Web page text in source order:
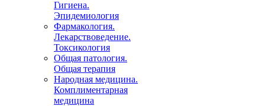
Гигиена.
Эпидемиология
Фармакология.
Лекарствоведение.
Токсикология
Общая патология.
Общая терапия
Народная медицина.
Комплиментарная
медицина